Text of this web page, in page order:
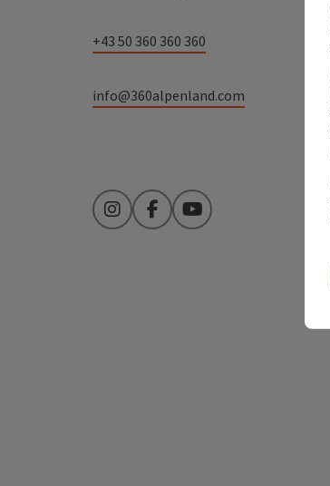
+43 50 360 360 360
info@360alpenland.com
InstagramFacebookYouTube